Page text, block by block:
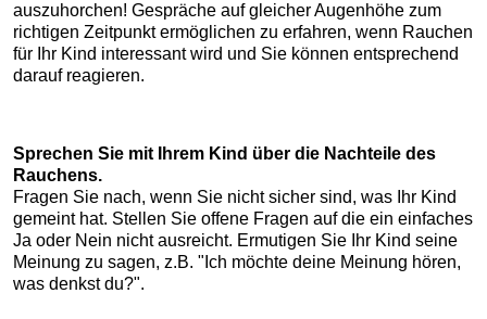
auszuhorchen! Gespräche auf gleicher Augenhöhe zum
richtigen Zeitpunkt ermöglichen zu erfahren, wenn Rauchen
für Ihr Kind interessant wird und Sie können entsprechend
darauf reagieren.
Sprechen Sie mit Ihrem Kind über die Nachteile des
Rauchens.
Fragen Sie nach, wenn Sie nicht sicher sind, was Ihr Kind
gemeint hat. Stellen Sie offene Fragen auf die ein einfaches
Ja oder Nein nicht ausreicht. Ermutigen Sie Ihr Kind seine
Meinung zu sagen, z.B. "Ich möchte deine Meinung hören,
was denkst du?".